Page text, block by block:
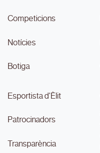
Competicions
Notícies
Botiga
Esportista d'Èlit
Patrocinadors
Transparència